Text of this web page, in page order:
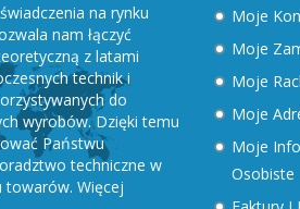
na rynku
nam łączyć
z latami
technik i
do
wyrobów. Dzięki temu
Państwu
techniczne w
towarów. Więcej
Moje
Moje
Moje
Moje
Moje
Osobiste